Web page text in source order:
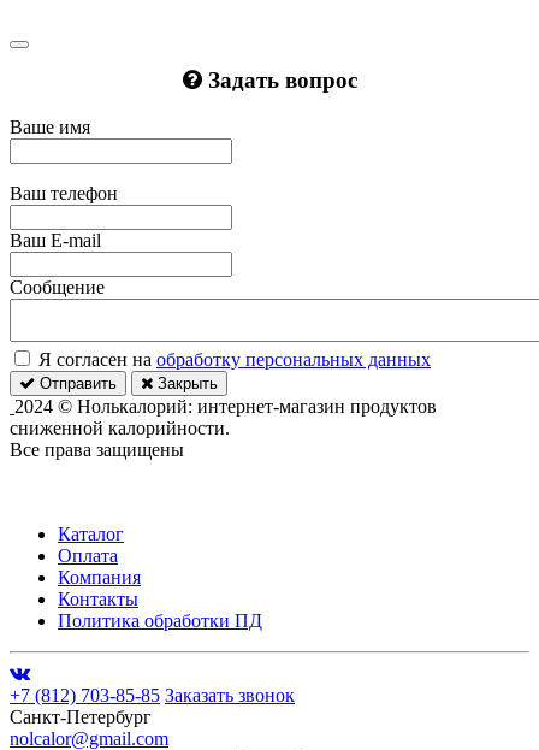
Задать вопрос
Ваше имя
Ваш телефон
Ваш E-mail
Сообщение
Я согласен на обработку персональных данных
Отправить Закрыть
2024 © Нолькалорий: интернет-магазин продуктов
сниженной калорийности.
Все права защищены
Каталог
Оплата
Компания
Контакты
Политика обработки ПД
+7 (812) 703-85-85 Заказать звонок
Санкт-Петербург
nolcalor@gmail.com